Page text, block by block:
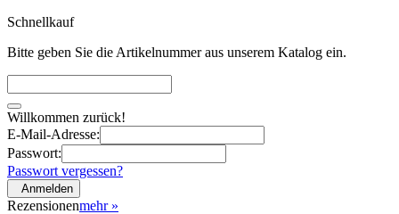
Schnellkauf
Bitte geben Sie die Artikelnummer aus unserem Katalog ein.
Willkommen zurück!
E-Mail-Adresse:
Passwort:
Passwort vergessen?
Anmelden
Rezensionenmehr »